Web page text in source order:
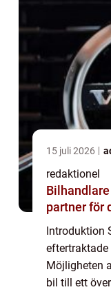
15 juli 2026
redaktionel
partner för
Introduktion
eftertraktade
Möjligheten
bil till ett